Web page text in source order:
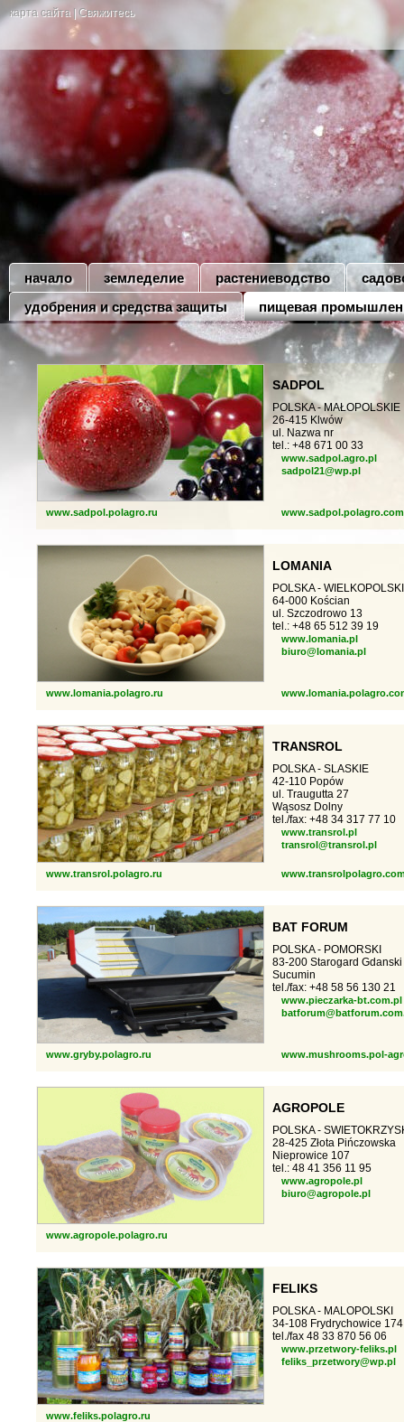
карта сайта | Свяжитесь
начало земледелие растениеводство
удобрения и средства защиты
пищевая
SADPOL
POLSKA - MAŁOPOLSKIE
26-415 Klwów
ul. Nazwa nr
tel.: +48 671 00 33
www.sadpol.agro.pl
sadpol21@wp.pl
www.sadpol.polagro.ru
LOMANIA
POLSKA -
64-000 Kościan
ul. Szczodrowo 13
tel.: +48 65 512 39 19
www.lomania.pl
biuro@lomania.pl
www.lomania.polagro.ru
TRANSROL
POLSKA - SLASKIE
42-110 Popów
ul. Traugutta 27
Wąsosz Dolny
tel./fax: +48 34 317 77 10
www.transrol.pl
transrol@transrol.pl
www.transrol.polagro.ru
BAT FORUM
POLSKA - POMORSKI
83-200 Starogard Gdanski
Sucumin
tel./fax: +48 58 56 130 21
www.pieczarka-bt.com.pl
www.gryby.polagro.ru www.mushrooms.pol-
AGROPOLE
POLSKA -
28-425 Złota Pińczowska
Nieprowice 107
tel.: 48 41 356 11 95
www.agropole.pl
biuro@agropole.pl
www.agropole.polagro.ru
FELIKS
POLSKA - MALOPOLSKI
34-108 Frydrychowice 174
tel./fax 48 33 870 56 06
www.przetwory-feliks.pl
feliks_przetwory@wp.pl
www.feliks.polagro.ru